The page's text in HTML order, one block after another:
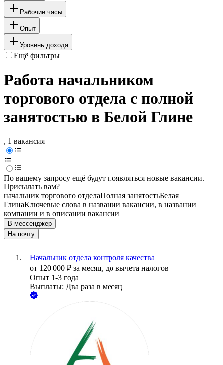
Рабочие часы
Опыт
Уровень дохода
Ещё фильтры
Работа начальником
торгового отдела с полной
занятостью в Белой Глине
, 1 вакансия
По вашему запросу ещё будут появляться новые вакансии.
Присылать вам?
начальник торгового отделаПолная занятостьБелая
ГлинаКлючевые слова в названии вакансии, в названии
компании и в описании вакансии
В мессенджер
На почту
Начальник отдела контроля качества
от 120 000 ₽ за месяц, до вычета налогов
Опыт 1-3 года
Выплаты: Два раза в месяц